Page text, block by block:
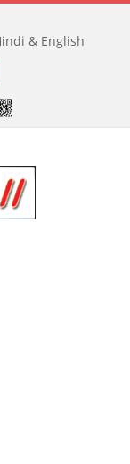
& English